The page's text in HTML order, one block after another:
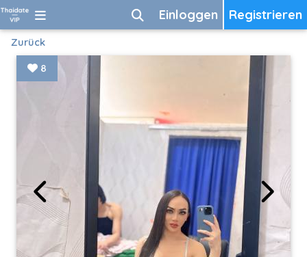
Registrieren
Einloggen
Zurück
8